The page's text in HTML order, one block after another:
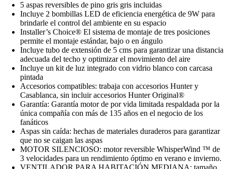
5 aspas reversibles de pino gris gris incluidas
Incluye 2 bombillas LED de eficiencia energética de 9W para
brindarle el control del ambiente en su espacio
Installer’s Choice® El sistema de montaje de tres posiciones
permite el montaje estándar, bajo o en ángulo
Incluye tubo de extensión de 5 cms para garantizar una distancia
adecuada del techo y optimizar el movimiento del aire
Incluye un kit de luz integrado con vidrio blanco con carcasa
pintada
Accesorios compatibles: trabaja con accesorios Hunter y
Casablanca, sin incluir accesorios Hunter Original®
Garantía: Garantía motor de por vida limitada respaldada por la
única compañía con más de 135 años en el negocio de los
fanáticos
Aspas sin caída: hechas de materiales duraderos para garantizar
que no se caigan las aspas
MOTOR SILENCIOSO: motor reversible WhisperWind ™ de
3 velocidades para un rendimiento óptimo en verano e invierno.